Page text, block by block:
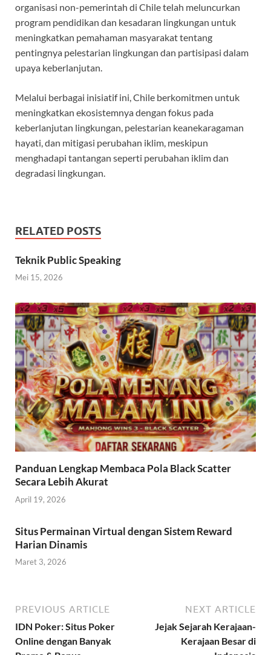
organisasi non-pemerintah di Chile telah meluncurkan
program pendidikan dan kesadaran lingkungan untuk
meningkatkan pemahaman masyarakat tentang
pentingnya pelestarian lingkungan dan partisipasi dalam
upaya keberlanjutan.
Melalui berbagai inisiatif ini, Chile berkomitmen untuk
meningkatkan ekosistemnya dengan fokus pada
keberlanjutan lingkungan, pelestarian keanekaragaman
hayati, dan mitigasi perubahan iklim, meskipun
menghadapi tantangan seperti perubahan iklim dan
degradasi lingkungan.
RELATED POSTS
Teknik Public Speaking
Mei 15, 2026
Panduan Lengkap Membaca Pola Black Scatter
Secara Lebih Akurat
April 19, 2026
Situs Permainan Virtual dengan Sistem Reward
Harian Dinamis
Maret 3, 2026
PREVIOUS ARTICLE
IDN Poker: Situs Poker
Online dengan Banyak
NEXT ARTICLE
Jejak Sejarah Kerajaan-
Kerajaan Besar di